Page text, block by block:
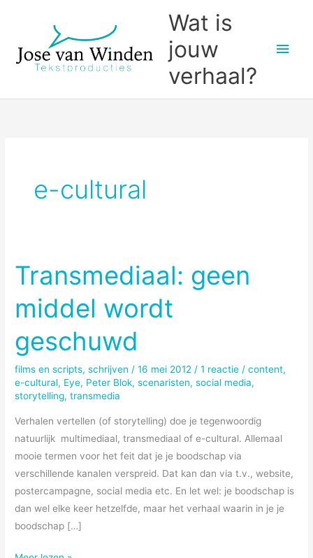
inhoud
Wat is
jouw
verhaal?
e-cultural
Transmediaal: geen
middel wordt
geschuwd
films en scripts,schrijven /16 mei 2012 /1 reactie /content,
e-cultural, Eye, Peter Blok,scenaristen,social media,
storytelling,transmedia
Verhalen vertellen (of storytelling) doe je tegenwoordig
natuurlijk multimediaal, transmediaal of e-cultural. Allemaal
mooie termen voor het feit dat je je boodschap via
verschillende kanalen verspreid. Dat kan dan via t.v., website,
postercampagne, social media etc. En let wel: je boodschap is
dan wel elke keer hetzelfde, maar het verhaal waarin in je je
boodschap […]